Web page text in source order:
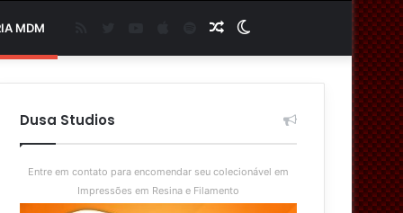
MDM
skin
Artigo
aleatório
Spotify
Dusa Studios
Entre em contato para encomendar seu colecionável em
Impressões em Resina e Filamento